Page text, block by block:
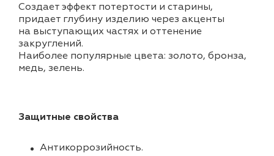
Создает эффект потертости и старины,
придает глубину изделию через акценты
на выступающих частях и оттенение
закруглений.
Наиболее популярные цвета: золото, бронза,
медь, зелень.
Защитные свойства
Антикоррозийность.